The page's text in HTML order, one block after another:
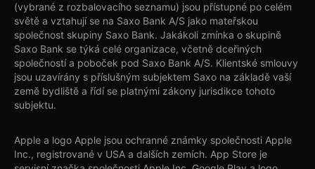
(vybrané z rozbalovacího seznamu) jsou přístupné po celém
světě a vztahují se na Saxo Bank A/S jako mateřskou
společnost skupiny Saxo Bank. Jakákoli zmínka o skupině
Saxo Bank se týká celé organizace, včetně dceřiných
společností a poboček pod Saxo Bank A/S. Klientské smlouvy
jsou uzavírány s příslušným subjektem Saxo na základě vaší
země bydliště a řídí se platnými zákony jurisdikce tohoto
subjektu.
Apple a logo Apple jsou ochranné známky společnosti Apple
Inc., registrované v USA a dalších zemích. App Store je